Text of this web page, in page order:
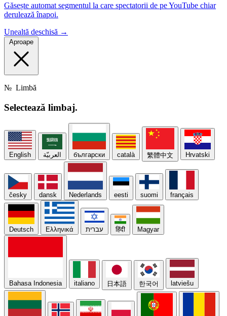
Găsește automat segmentul la care spectatorii de pe YouTube chiar
derulează înapoi.
Unealtă deschisă →
Aproape
№ Limbă
Selectează limbaj.
English العربيّة български català 繁體中文 Hrvatski
česky dansk Nederlands eesti suomi français
Deutsch Ελληνικά עברית हिंदी Magyar
Bahasa Indonesia italiano 日本語 한국어 latviešu